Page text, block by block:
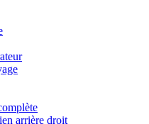
arrière droit